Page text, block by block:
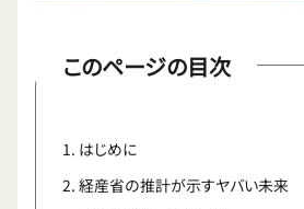
このページの目次
はじめに
経産省の推計が示すヤバい未来